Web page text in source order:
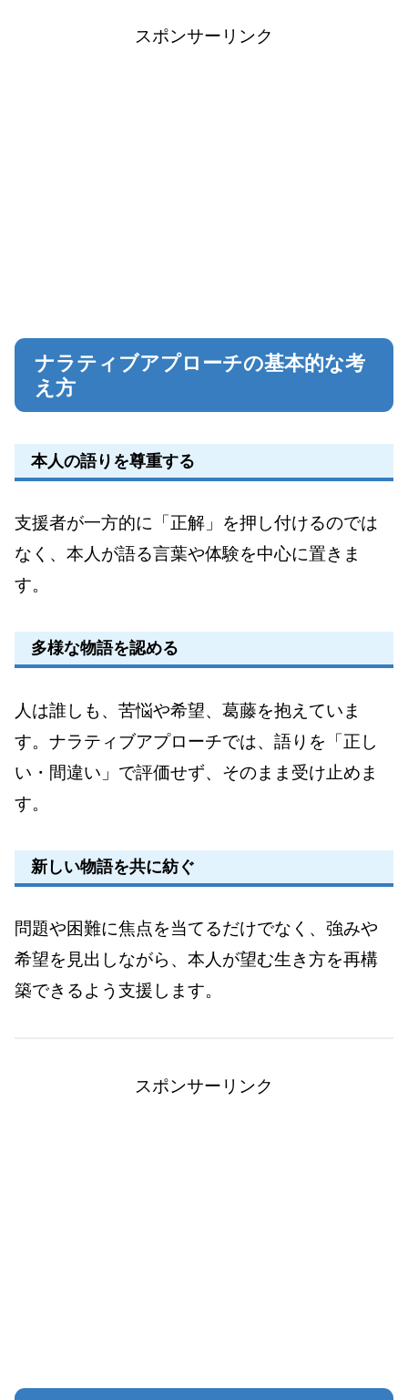
スポンサーリンク
ナラティブアプローチの基本的な考
え方
本人の語りを尊重する
支援者が一方的に「正解」を押し付けるのでは
なく、本人が語る言葉や体験を中心に置きま
す。
多様な物語を認める
人は誰しも、苦悩や希望、葛藤を抱えていま
す。ナラティブアプローチでは、語りを「正し
い・間違い」で評価せず、そのまま受け止めま
す。
新しい物語を共に紡ぐ
問題や困難に焦点を当てるだけでなく、強みや
希望を見出しながら、本人が望む生き方を再構
築できるよう支援します。
スポンサーリンク